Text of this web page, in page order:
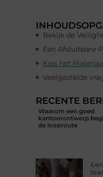
Bekijk de
Een Afsluitbare
Kies het
Veelgestelde
RECENTE
Waarom een goed
kantoorontwerp
de looproute